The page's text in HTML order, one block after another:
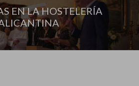
EN LA HOSTELERÍA